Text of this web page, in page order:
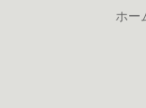
ホー